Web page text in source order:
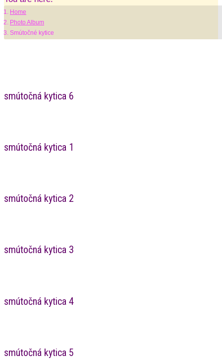
Home
Photo Album
Smútočné kytice
smútočná kytica 6
smútočná kytica 1
smútočná kytica 2
smútočná kytica 3
smútočná kytica 4
smútočná kytica 5